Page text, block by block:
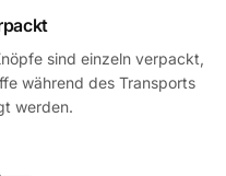
sind einzeln verpackt,
während des Transports
werden.